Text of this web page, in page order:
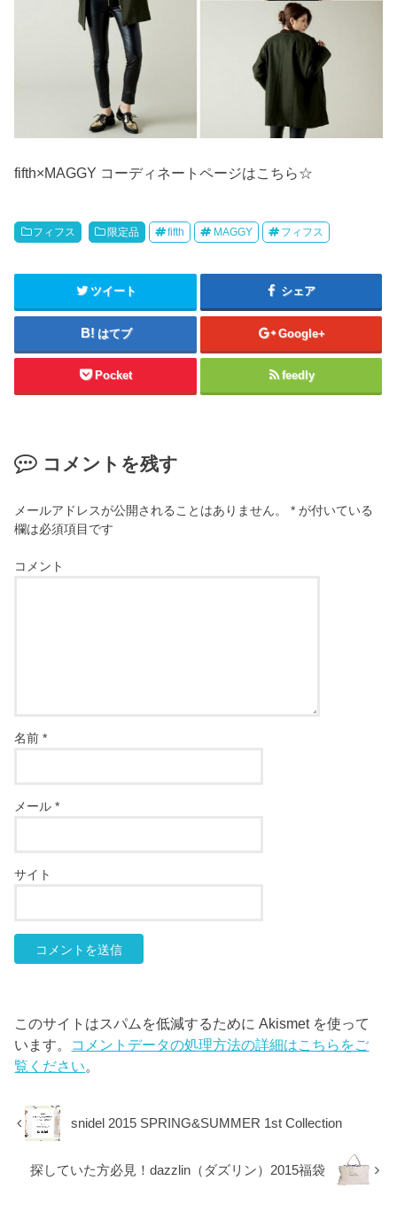
fifth×MAGGY コーディネートページはこちら☆
フィフス 限定品 fifth MAGGY フィフス
ツイート シェア
はてブ Google+
Pocket feedly
コメントを残す
メールアドレスが公開されることはありません。 * が付いている
欄は必須項目です
コメント
名前*
メール*
サイト
このサイトはスパムを低減するために Akismet を使って
います。 コメントデータの処理方法の詳細はこちらをご
覧ください。
snidel 2015 SPRING&SUMMER 1st Collection
探していた方必見！dazzlin（ダズリン）2015福袋